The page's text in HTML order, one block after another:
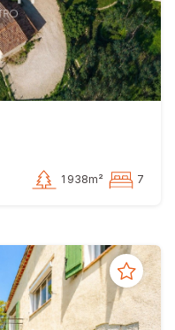
1 938m² 7